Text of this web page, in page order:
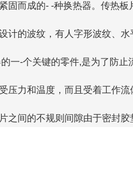
固而成的- -种换热器。传热板
计的波纹，有人字形波纹、
一-个关键的零件,是为了防止
压力和温度，而且受着工作
之间的不规则间隙由于密封
同的介质分别流经板式换热器